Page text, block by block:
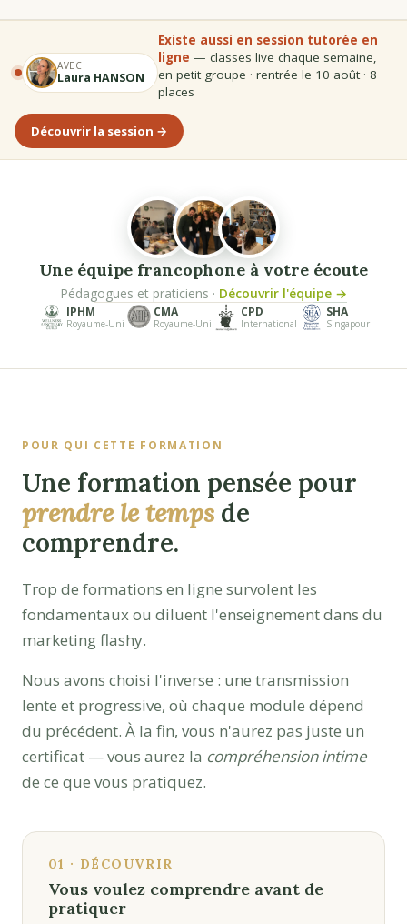
AVEC
Laura HANSON
Existe aussi en session tutorée en
ligne — classes live chaque semaine,
en petit groupe · rentrée le 10 août· 8
places
Découvrir la session →
Une équipe francophone à votre écoute
Pédagogues et praticiens · Découvrir l'équipe →
IPHM
Royaume-Uni
CMA
Royaume-Uni
CPD
International
SHA
Singapour
POUR QUI CETTE FORMATION
Une formation pensée pour
prendre le temps de
comprendre.
Trop de formations en ligne survolent les
fondamentaux ou diluent l'enseignement dans du
marketing flashy.
Nous avons choisi l'inverse : une transmission
lente et progressive, où chaque module dépend
du précédent. À la fin, vous n'aurez pas juste un
certificat — vous aurez la compréhension intime
de ce que vous pratiquez.
01 · DÉCOUVRIR
Vous voulez comprendre avant de
pratiquer